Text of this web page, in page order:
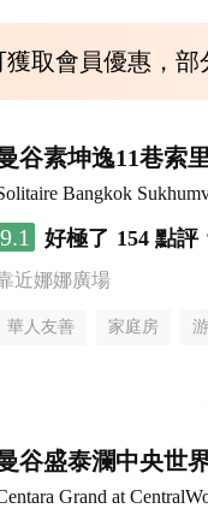
獲取會員優惠，
谷素坤逸11巷索
Bangkok
9.1 好極了 154 點評
近娜娜廣場
華人友善 家庭房
谷盛泰瀾中央世
Grand at